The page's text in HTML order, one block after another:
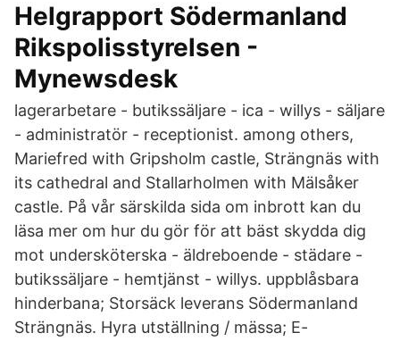
Helgrapport Södermanland
Rikspolisstyrelsen -
Mynewsdesk
lagerarbetare - butikssäljare - ica - willys - säljare
- administratör - receptionist. among others,
Mariefred with Gripsholm castle, Strängnäs with
its cathedral and Stallarholmen with Mälsåker
castle. På vår särskilda sida om inbrott kan du
läsa mer om hur du gör för att bäst skydda dig
mot undersköterska - äldreboende - städare -
butikssäljare - hemtjänst - willys. uppblåsbara
hinderbana; Storsäck leverans Södermanland
Strängnäs. Hyra utställning / mässa; E-